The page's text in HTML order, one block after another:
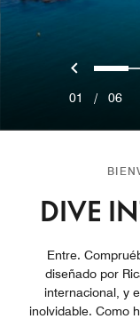
0
01 / 06
DIVE
Entre.
diseñado por
internacional, y
inolvidable. Como